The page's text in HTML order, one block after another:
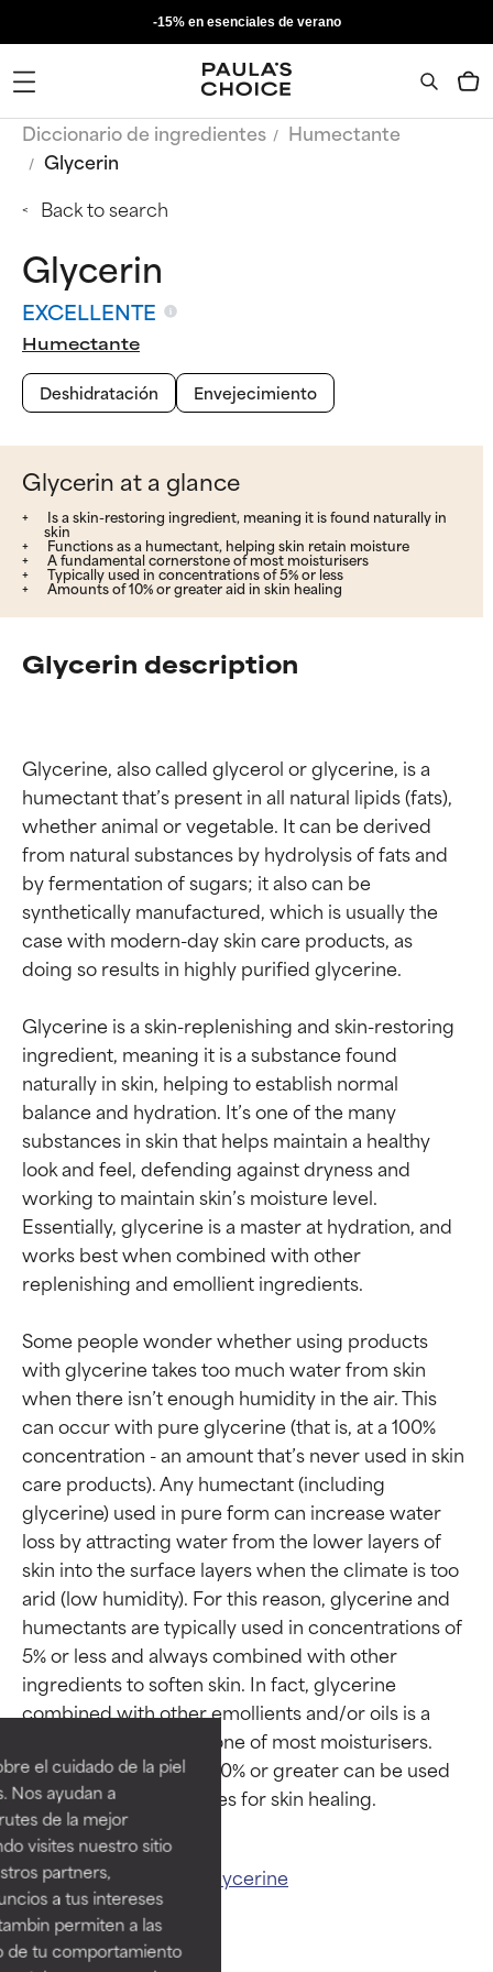
el cuidado de la piel
Nos ayudan a
de la mejor
visites nuestro sitio
partners,
a tus intereses
permiten a las
de tu comportamiento
-15% en esenciales de verano
Diccionario de ingredientes
Humectante
Glycerin
Back to search
Glycerin
EXCELLENTE
Humectante
Deshidratación
Envejecimiento
Glycerin at a glance
Is a skin-restoring ingredient, meaning it is found naturally in
skin
Functions as a humectant, helping skin retain moisture
A fundamental cornerstone of most moisturisers
Typically used in concentrations of 5% or less
Amounts of 10% or greater aid in skin healing
Glycerin description
Glycerine, also called glycerol or glycerine, is a
humectant that’s present in all natural lipids (fats),
whether animal or vegetable. It can be derived
from natural substances by hydrolysis of fats and
by fermentation of sugars; it also can be
synthetically manufactured, which is usually the
case with modern-day skin care products, as
doing so results in highly purified glycerine.
Glycerine is a skin-replenishing and skin-restoring
ingredient, meaning it is a substance found
naturally in skin, helping to establish normal
balance and hydration. It’s one of the many
substances in skin that helps maintain a healthy
look and feel, defending against dryness and
working to maintain skin’s moisture level.
Essentially, glycerine is a master at hydration, and
works best when combined with other
replenishing and emollient ingredients.
Some people wonder whether using products
with glycerine takes too much water from skin
when there isn’t enough humidity in the air. This
can occur with pure glycerine (that is, at a 100%
concentration - an amount that’s never used in skin
care products). Any humectant (including
glycerine) used in pure form can increase water
loss by attracting water from the lower layers of
skin into the surface layers when the climate is too
arid (low humidity). For this reason, glycerine and
humectants are typically used in concentrations of
5% or less and always combined with other
ingredients to soften skin. In fact, glycerine
combined with other emollients and/or oils is a
fundamental cornerstone of most moisturisers.
However, amounts of 10% or greater can be used
Related ingredients: Glycerine
Calificaciones de
ingredientes
EXCELENTE
Ingrediente sobresaliente con
beneficios reales para la piel. Su
respaldada por estudios
independientes.
BUENO
Calificaciones de
ingredientes
EXCELENTE
Ingrediente sobresaliente con
beneficios reales para la piel. Su
respaldada por estudios
independientes.
BUENO